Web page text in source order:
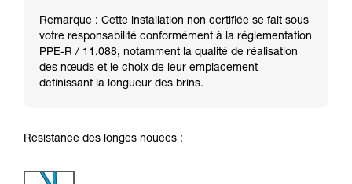
Remarque : Cette installation non certifiée se fait sous
votre responsabilité conformément à la réglementation
PPE-R / 11.088, notamment la qualité de réalisation
des nœuds et le choix de leur emplacement
définissant la longueur des brins.
Résistance des longes nouées :